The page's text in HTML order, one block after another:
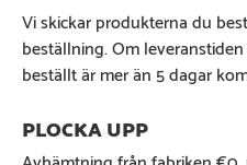
Vi skickar produkterna du
beställning. Om
beställt är mer än 5 dagar